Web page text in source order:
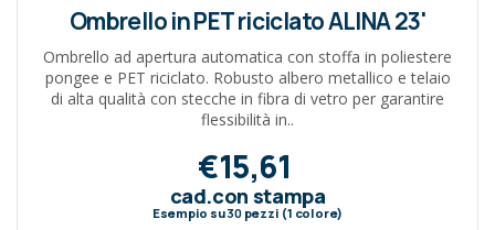
Ombrello in PET riciclato ALINA 23'
Ombrello ad apertura automatica con stoffa in poliestere
pongee e PET riciclato. Robusto albero metallico e telaio
di alta qualità con stecche in fibra di vetro per garantire
flessibilità in..
€15,61
cad.con stampa
Esempio su30pezzi (1 colore)